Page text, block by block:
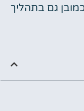
גם בתהליך